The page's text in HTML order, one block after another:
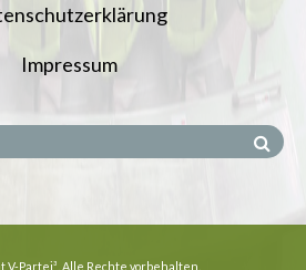
Impressum
V-Partei³. Alle Rechte vorbehalten.